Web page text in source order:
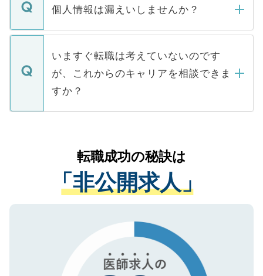
■応募殺到を避けるため 人気のある医療機
関を公にしてしまうと、応募が殺到する場
に、医療機関が求める条件に合った人材の
みを人材紹介会社に依頼するケースが増え
ています。
ん。また、仮に応募先から内定をいただい
定を承諾する必要はありません。内定先へ
の辞退の連絡はキャリアパートナーが行い
個人情報は漏えいしませんか？
個人情報が漏えいすることはありませんの
で、ご安心ください。当サイトからの登録
などで収集したご登録者様の個人情報は、
ご本人のキャリアアップおよび転職活動の
支援を目的に使用いたします。お預かりし
ているすべての個人データはご本人の許可
は、個人情報の取り扱いについての厳密な
管理基準を満たした事業者のみに付与され
る、プライバシーマークを取得済みです。
で、機密保持に関してもご安心ください。
いますぐ転職は考えていないのです
が、これからのキャリアを相談できま
すか？
かがいして、現在の医療機関の状況や紹介
経験をまじえながら、適切なアドバイスを
させていただきます。すぐにご転職をされ
ない方には、長期的なサポートが可能です
ので、まずはご登録ください。
転職成功の秘訣は
「非公開求人」